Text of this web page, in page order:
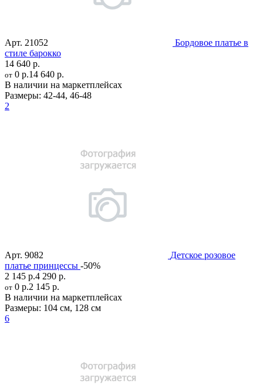
Арт. 21052
Бордовое платье в
стиле барокко
14 640 р.
от 0 р.14 640 р.
В наличии на маркетплейсах
Размеры: 42-44, 46-48
2
Арт. 9082
Детское розовое
платье принцессы -50%
2 145 р.4 290 р.
от 0 р.2 145 р.
В наличии на маркетплейсах
Размеры: 104 см, 128 см
6